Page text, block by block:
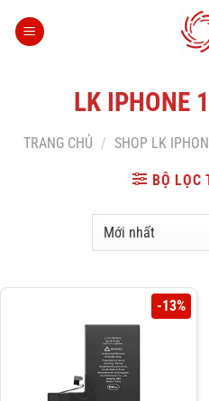
qua
LK IPHONE
TRANG CHỦ / SHOP LK
BỘ LỌC
-13%